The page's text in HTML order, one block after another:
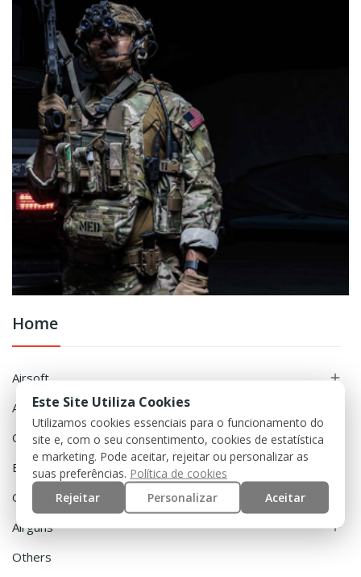
Home
Airsoft 
Accessories
Clothing
Equipment
Outdoor
Airguns 
Others
Este Site Utiliza Cookies
Utilizamos cookies essenciais para o funcionamento do
site e, com o seu consentimento, cookies de estatística
e marketing. Pode aceitar, rejeitar ou personalizar as
suas preferências. Política de cookies
Rejeitar
Personalizar Aceitar